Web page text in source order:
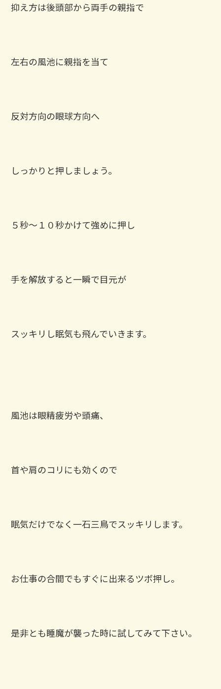
抑え方は後頭部から両手の親指で
左右の風池に親指を当て
反対方向の眼球方向へ
しっかりと押しましょう。
５秒〜１０秒かけて強めに押し
手を解放すると一瞬で目元が
スッキリし眠気も飛んでいきます。
風池は眼精疲労や頭痛、
首や肩のコリにも効くので
眠気だけでなく一石三鳥でスッキリします。
お仕事の合間でもすぐに出来るツボ押し。
是非とも睡魔が襲った時に試してみて下さい。